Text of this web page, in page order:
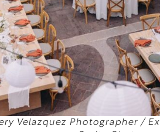
Velazquez Photographer /